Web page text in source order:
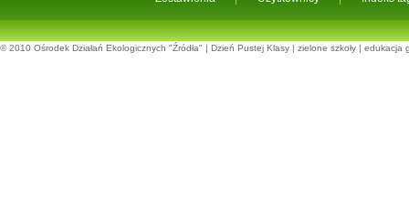
© 2010 Ośrodek Działań Ekologicznych "Źródła" | Dzień Pustej Klasy | zielone szkoły | edukacja